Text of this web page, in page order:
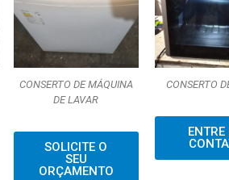
CONSERTO DE MÁQUINA
DE LAVAR
SOLICITE O
SEU
ORÇAMENTO
CONSERTO
ENTRE